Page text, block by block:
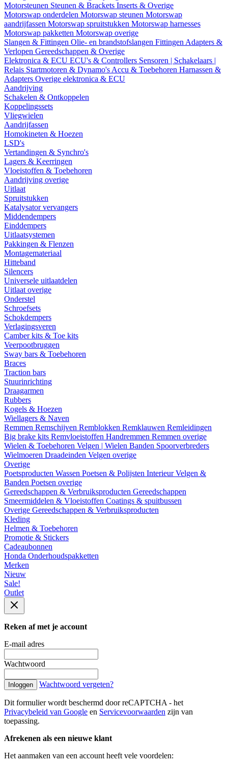
Motorsteunen Steunen & Brackets Inserts & Overige
Motorswap onderdelen Motorswap steunen Motorswap
aandrijfassen Motorswap spruitstukken Motorswap harnesses
Motorswap pakketten Motorswap overige
Slangen & Fittingen Olie- en brandstofslangen Fittingen Adapters &
Verlopen Gereedschappen & Overige
Elektronica & ECU ECU's & Controllers Sensoren | Schakelaars |
Relais Startmotoren & Dynamo's Accu & Toebehoren Harnassen &
Adapters Overige elektronica & ECU
Aandrijving
Schakelen & Ontkoppelen
Koppelingssets
Vliegwielen
Aandrijfassen
Homokineten & Hoezen
LSD's
Vertandingen & Synchro's
Lagers & Keerringen
Vloeistoffen & Toebehoren
Aandrijving overige
Uitlaat
Spruitstukken
Katalysator vervangers
Middendempers
Einddempers
Uitlaatsystemen
Pakkingen & Flenzen
Montagemateriaal
Hitteband
Silencers
Universele uitlaatdelen
Uitlaat overige
Onderstel
Schroefsets
Schokdempers
Verlagingsveren
Camber kits & Toe kits
Veerpootbruggen
Sway bars & Toebehoren
Braces
Traction bars
Stuurinrichting
Draagarmen
Rubbers
Kogels & Hoezen
Wiellagers & Naven
Remmen Remschijven Remblokken Remklauwen Remleidingen
Big brake kits Remvloeistoffen Handremmen Remmen overige
Wielen & Toebehoren Velgen | Wielen Banden Spoorverbreders
Wielmoeren Draadeinden Velgen overige
Overige
Poetsproducten Wassen Poetsen & Polijsten InterieurVelgen &
Banden Poetsen overige
Gereedschappen & Verbruiksproducten Gereedschappen
Smeermiddelen & Vloeistoffen Coatings & spuitbussen
Overige Gereedschappen & Verbruiksproducten
Kleding
Helmen & Toebehoren
Promotie & Stickers
Cadeaubonnen
Honda Onderhoudspakketten
Merken
Nieuw
Sale!
Outlet
Reken af met je account
E-mail adres
Wachtwoord
Inloggen Wachtwoord vergeten?
Dit formulier wordt beschermd door reCAPTCHA - het
Privacybeleid van Google en Servicevoorwaarden zijn van
toepassing.
Afrekenen als een nieuwe klant
Het aanmaken van een account heeft vele voordelen: